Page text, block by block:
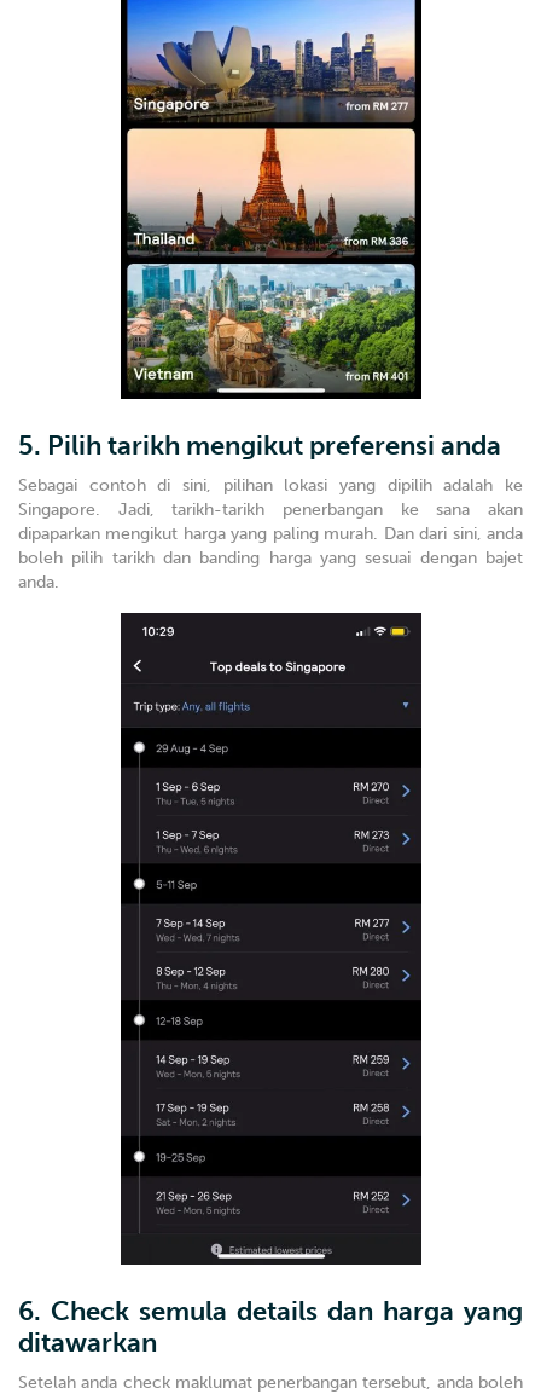
5. Pilih tarikh mengikut preferensi anda
Sebagai contoh di sini, pilihan lokasi yang dipilih adalah ke
Singapore. Jadi, tarikh-tarikh penerbangan ke sana akan
dipaparkan mengikut harga yang paling murah. Dan dari sini, anda
boleh pilih tarikh dan banding harga yang sesuai dengan bajet
anda.
6. Check semula details dan harga yang
ditawarkan
Setelah anda check maklumat penerbangan tersebut, anda boleh